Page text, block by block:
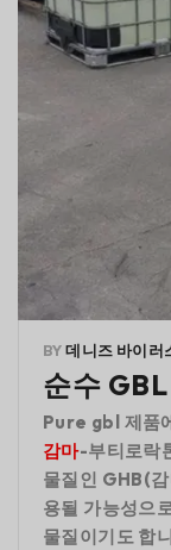
BY 데니즈 바이러
순수
Pure gbl 제품
감마-부티로락
물질인 GHB(
용될 가능성으
물질이기도 합